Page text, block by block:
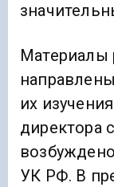
Материалы
их
директора
УК РФ. В